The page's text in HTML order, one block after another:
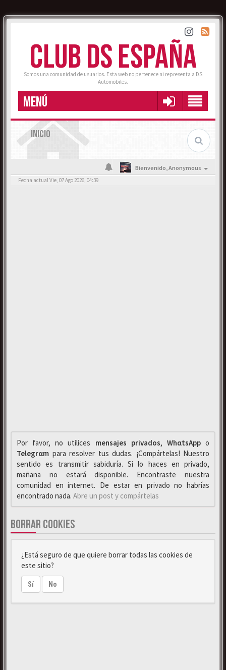
CLUB DS ESPAÑA
Somos una comunidad de usuarios. Esta web no pertenece ni representa a DS
Automobiles.
MENÚ
INICIO
Bienvenido,Anonymous
Fecha actual Vie, 07 Ago 2026, 04:39
Por favor, no utilices mensajes privados, WhαtsAppo
Telegrαm para resolver tus dudas. ¡Compártelas! Nuestro
sentido es transmitir sabiduría. Si lo haces en privado,
mañana no estará disponible. Encontraste nuestra
comunidad en internet. De estar en privado no habrías
encontrado nada. Abre un post y compártelas
BORRAR COOKIES
¿Está seguro de que quiere borrar todas las cookies de
este sitio?
Sí No